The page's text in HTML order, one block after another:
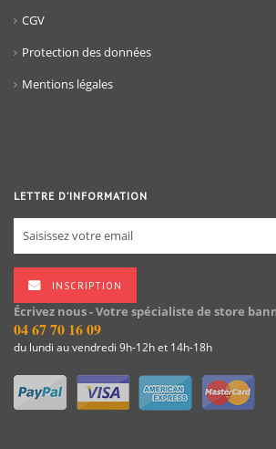
CGV
Protection des données
Mentions légales
LETTRE D’INFORMATION
INSCRIPTION
Écrivez nous - Votre spécialiste de store
04 67 70 16 09
du lundi au vendredi 9h-12h et 14h-18h